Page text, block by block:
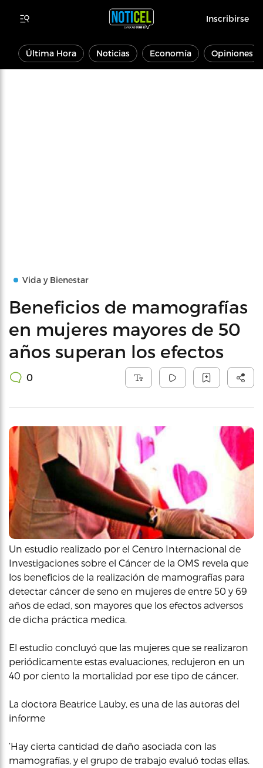
Inscribirse
Última Hora Noticias Economía Opiniones
Vida y Bienestar
Beneficios de mamografías
en mujeres mayores de 50
años superan los efectos
0
Un estudio realizado por el Centro Internacional de
Investigaciones sobre el Cáncer de la OMS revela que
los beneficios de la realización de mamografías para
detectar cáncer de seno en mujeres de entre 50 y 69
años de edad, son mayores que los efectos adversos
de dicha práctica medica.
El estudio concluyó que las mujeres que se realizaron
periódicamente estas evaluaciones, redujeron en un
40 por ciento la mortalidad por ese tipo de cáncer.
La doctora Beatrice Lauby, es una de las autoras del
informe
‘Hay cierta cantidad de daño asociada con las
mamografías, y el grupo de trabajo evaluó todas ellas.